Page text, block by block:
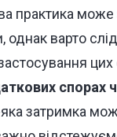
практика може
однак варто
спорах
затримка